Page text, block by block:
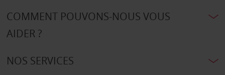
COMMENT POUVONS-NOUS VOUS
AIDER ?
NOS SERVICES